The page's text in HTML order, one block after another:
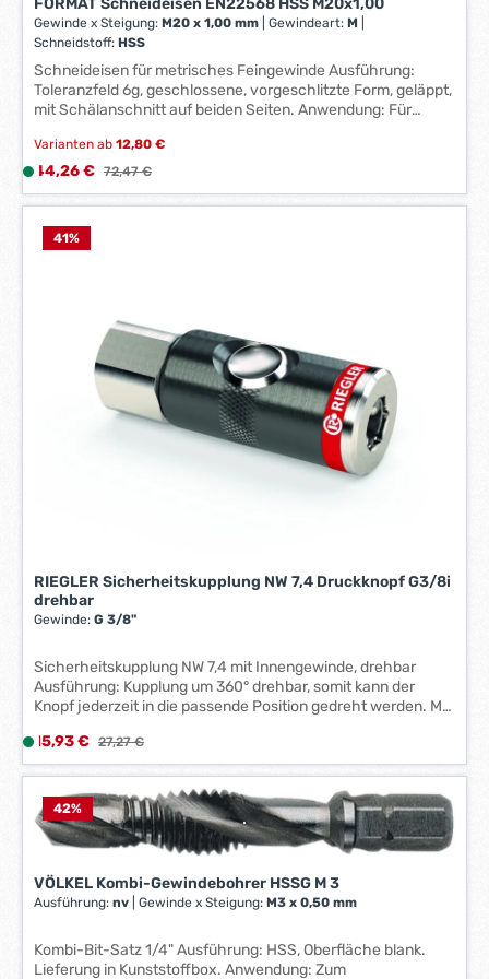
*
*
FORMAT Schneideisen EN22568 HSS M20x1,00
Gewinde x Steigung:M20 x 1,00 mm Gewindeart:M
Schneidstoff:HSS
Schneideisen für metrisches Feingewinde Ausführung:
Toleranzfeld 6g, geschlossene, vorgeschlitzte Form, geläppt,
mit Schälanschnitt auf beiden Seiten. Anwendung: Für
Einkaufsbüro Deutscher Eisenhändler GmbH, EDE Platz 1,
42389 Wuppertal, DE, +4920260960, webkontakt@ede.de
Varianten ab 12,80 €
Verkaufspreis:
L
i
t
a
g
*
*
44,26 € Regulärer Preis:
72,47 €
41%
RIEGLER Sicherheitskupplung NW 7,4 Druckknopf G3/8i
drehbar
Gewinde:G 3/8"
Sicherheitskupplung NW 7,4 mit Innengewinde, drehbar
Ausführung: Kupplung um 360° drehbar, somit kann der
Knopf jederzeit in die passende Position gedreht werden. Mit
System anschließen. Das Gehäuse besteht aus Aluminium
mit NBR-Dichtungen, Knopf und Ventil sind aus gehärtetem
Stahl verzinkt, die Innenteile bestehen aus Edelstahl und das
Gewinde ist aus Messing vernickelt. Diese Kupplungen
entsprechen dem ISO-Standard DIN EN ISO 4414.
Anwendung: Für Pneumatik, Maschinen- und Anlagenbau,
Gefahr eines Peitschenhiebs oder einer unbeabsichtigten
Abtrennung. Nicht geeignet für die direkte Montage an
RIEGLER & Co. KG, Schützenstr. 27-29, 72574 Bad Urach, DE,
+49712594970, info@riegler.de
Verkaufspreis:
L
i
f
e
z
e
t
:
15,93 € Regulärer Preis:
27,27 €
42%
VÖLKEL Kombi-Gewindebohrer HSSG M 3
Ausführung:nv Gewinde x Steigung:M3 x 0,50 mm
Kombi-Bit-Satz 1/4" Ausführung: HSS, Oberfläche blank.
Lieferung in Kunststoffbox. Anwendung: Zum